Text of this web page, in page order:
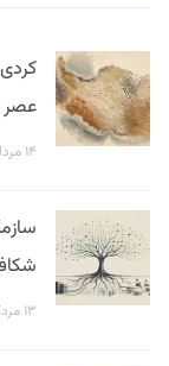
عصر
۱۴ مرداد ۱۴۰۵
۱۳ مرداد ۱۴۰۵